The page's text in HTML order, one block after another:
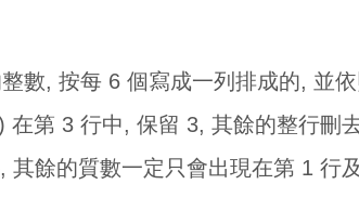
數, 按每 6 個寫成一列排成的, 並
第 3 行中, 保留 3, 其餘的整行刪
餘的質數一定只會出現在第 1 行